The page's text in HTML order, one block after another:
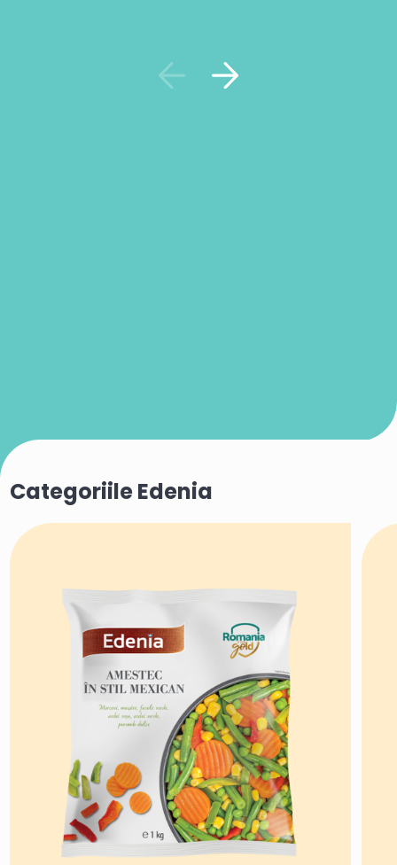
Categoriile Edenia